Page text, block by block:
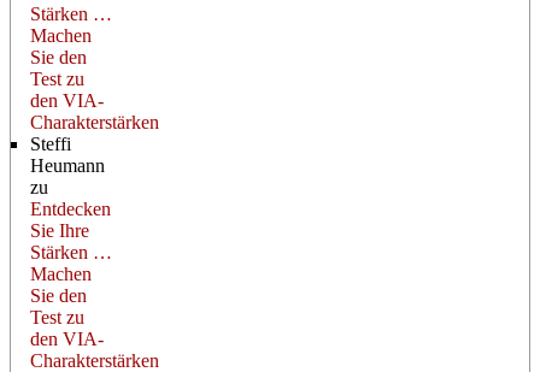
Stärken …
Machen
Sie den
Test zu
den VIA-
Charakterstärken
Steffi
Heumann
zu
Entdecken
Sie Ihre
Stärken …
Machen
Sie den
Test zu
den VIA-
Charakterstärken